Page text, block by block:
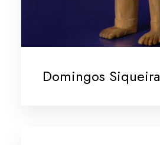
Domingos Siqueira